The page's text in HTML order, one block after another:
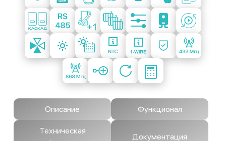
Описание Функционал
Техническая
Документация